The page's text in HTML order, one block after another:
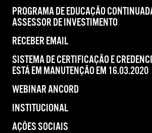
PROGRAMA DE EDUCAÇÃO
ASSESSOR DE INVESTIMENTO
RECEBER EMAIL
SISTEMA DE CERTIFICAÇÃO E
ESTÁ EM MANUTENÇÃO EM 16.03.2020
WEBINAR ANCORD
INSTITUCIONAL
AÇÕES SOCIAIS